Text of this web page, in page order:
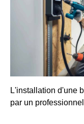
L'installation d'une
par un